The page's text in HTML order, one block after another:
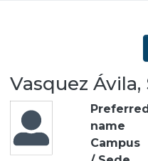
Vasquez
name
Campus